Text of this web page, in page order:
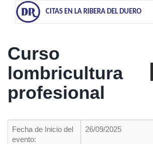
CITAS EN LA RIBERA DEL DUERO
Curso
lombricultura
profesional
Fecha de Inicio del
evento:
26/09/2025